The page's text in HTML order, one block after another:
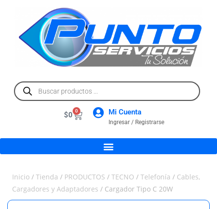
$0 0 Mi Cuenta
Ingresar / Registrarse
Inicio / Tienda / PRODUCTOS / TECNO / Telefonía / Cables,
Cargadores y Adaptadores / Cargador Tipo C 20W